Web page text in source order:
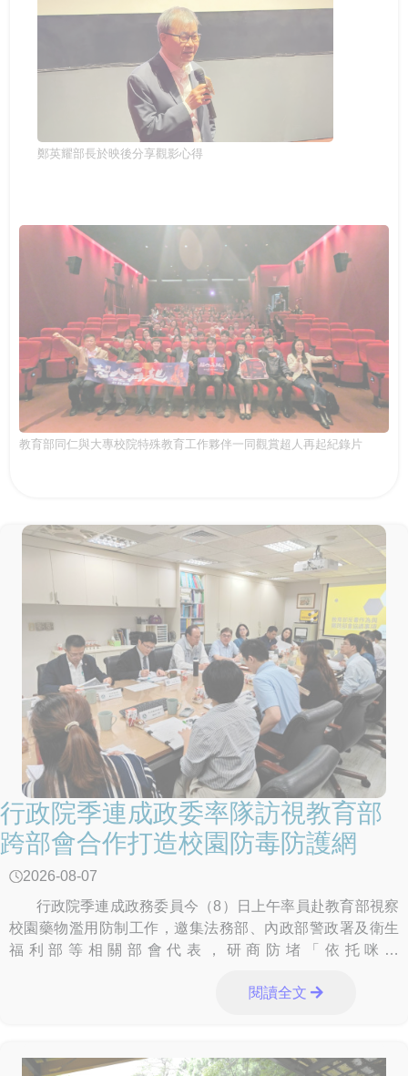
鄭英耀部長於映後分享觀影心得
教育部同仁與大專校院特殊教育工作夥伴一同觀賞超人再起紀錄片
行政院季連成政委率隊訪視教育部
跨部會合作打造校園防毒防護網
2026-08-07
行政院季連成政務委員今（8）日上午率員赴教育部視察
校園藥物濫用防制工作，邀集法務部、內政部警政署及衛生
福利部等相關部會代表，研商防堵「依托咪酯
全分工、強化跨部會合作機制等議題，展現中央各部會攜手
用防制工作的努力與成果，季政委表示，教育部除依既有機
閱讀全文